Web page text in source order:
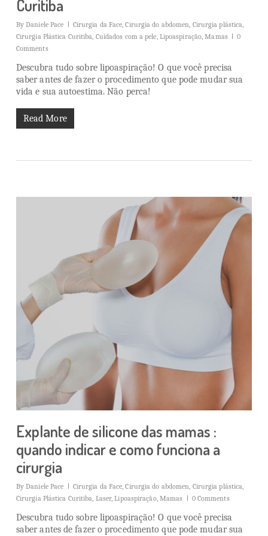
Curitiba
By Daniele Pace Cirurgia da Face,Cirurgia do abdomen, Cirurgia plástica,
Cirurgia Plástica Curitiba, Cuidados com a pele, Lipoaspiração,Mamas
0
Comments
Descubra tudo sobre lipoaspiração! O que você precisa
saber antes de fazer o procedimento que pode mudar sua
vida e sua autoestima. Não perca!
Read More
Explante de silicone das mamas :
quando indicar e como funciona a
cirurgia
By Daniele Pace Cirurgia da Face,Cirurgia do abdomen, Cirurgia plástica,
Cirurgia Plástica Curitiba, Laser,Lipoaspiração, Mamas 0 Comments
Descubra tudo sobre lipoaspiração! O que você precisa
saber antes de fazer o procedimento que pode mudar sua